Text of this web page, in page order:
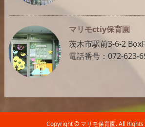
マリモctiy保育園
茨木市駅前3-6-2
電話番号：072-623-
Copyright © マリモ保育園. All